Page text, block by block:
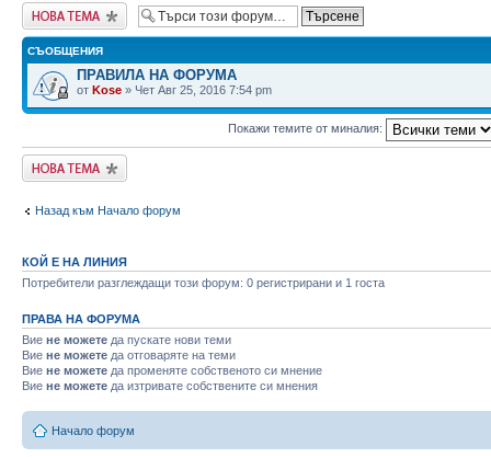
Публикувай нова
тема
СЪОБЩЕНИЯ
ПРАВИЛА НА ФОРУМА
от Kose » Чет Авг 25, 2016 7:54 pm
Покажи темите от миналия:
Публикувай нова
тема
Назад към Начало форум
КОЙ Е НА ЛИНИЯ
Потребители разглеждащи този форум: 0 регистрирани и 1 госта
ПРАВА НА ФОРУМА
Вие не можете да пускате нови теми
Вие не можете да отговаряте на теми
Вие не можете да променяте собственото си мнение
Вие не можете да изтривате собствените си мнения
Начало форум